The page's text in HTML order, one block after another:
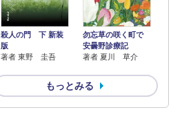
殺人の門 下 新装
版
著者 東野 圭吾
勿忘草の咲く町で
安曇野診療記
著者 夏川 草介
もっとみる